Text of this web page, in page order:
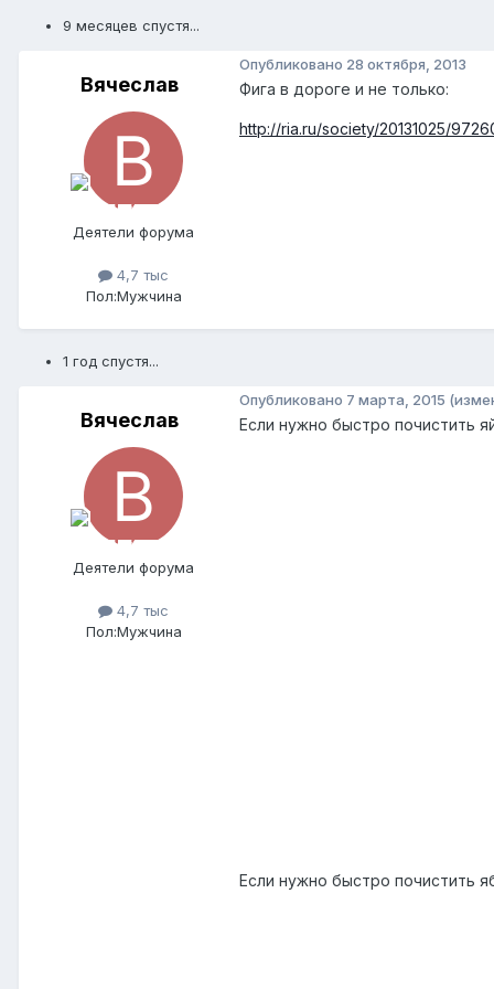
9 месяцев спустя...
Вячеслав
Деятели форума
4,7 тыс
Пол:Мужчина
Опубликовано 28 октября, 2013
Фига в дороге и не только:
http://ria.ru/society/20131025/
1 год спустя...
Вячеслав
Деятели форума
4,7 тыс
Пол:Мужчина
Опубликовано 7 марта, 2015
Если нужно быстро почистить
Если нужно быстро почистить